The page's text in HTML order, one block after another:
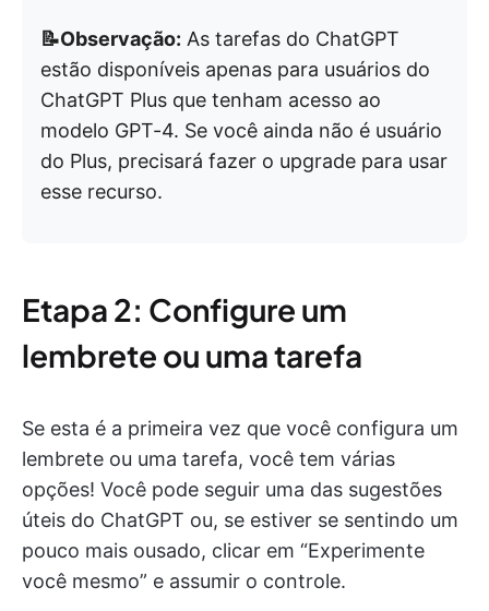
📝Observação: As tarefas do ChatGPT
estão disponíveis apenas para usuários do
ChatGPT Plus que tenham acesso ao
modelo GPT-4. Se você ainda não é usuário
do Plus, precisará fazer o upgrade para usar
esse recurso.
Etapa 2: Configure um
lembrete ou uma tarefa
Se esta é a primeira vez que você configura um
lembrete ou uma tarefa, você tem várias
opções! Você pode seguir uma das sugestões
úteis do ChatGPT ou, se estiver se sentindo um
pouco mais ousado, clicar em “Experimente
você mesmo” e assumir o controle.